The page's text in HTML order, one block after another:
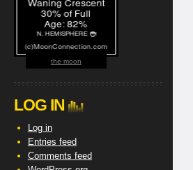
the moon
LOG IN
Log in
Entries feed
Comments feed